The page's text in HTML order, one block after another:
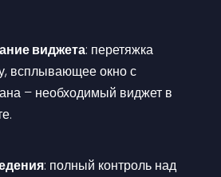
виджета: перетяжка
всплывающее окно с
– необходимый виджет в
: полный контроль над